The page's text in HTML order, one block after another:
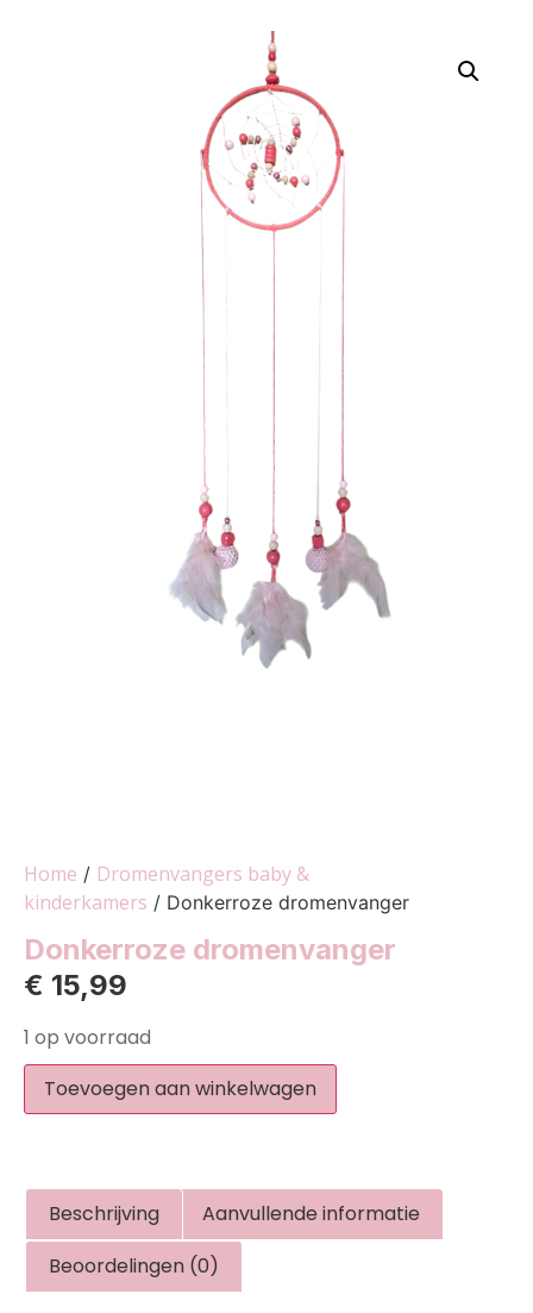
Home / Dromenvangers baby &
kinderkamers / Donkerroze dromenvanger
Donkerroze dromenvanger
€ 15,99
1 op voorraad
Toevoegen aan winkelwagen
Beschrijving
Aanvullende informatie
Beoordelingen (0)